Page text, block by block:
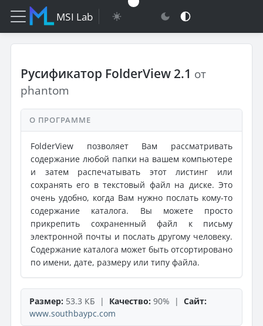
MSI Lab
Русификатор FolderView 2.1 от
phantom
О ПРОГРАММЕ
FolderView позволяет Вам рассматривать
содержание любой папки на вашем компьютере
и затем распечатывать этот листинг или
сохранять его в текстовый файл на диске. Это
очень удобно, когда Вам нужно послать кому-то
содержание каталога. Вы можете просто
прикрепить сохраненный файл к письму
электронной почты и послать другому человеку.
Содержание каталога может быть отсортировано
по имени, дате, размеру или типу файла.
Размер: 53.3 КБ | Качество: 90% | Сайт:
www.southbaypc.com